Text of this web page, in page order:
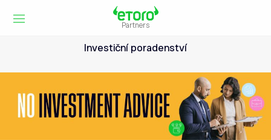
Partners
Investiční poradenství